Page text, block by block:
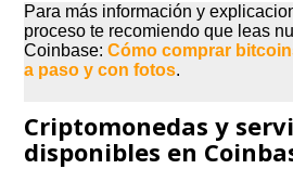
Para más información y
proceso te recomiendo que leas
Coinbase:Cómo comprar
a paso y con fotos.
Criptomonedas y
disponibles en